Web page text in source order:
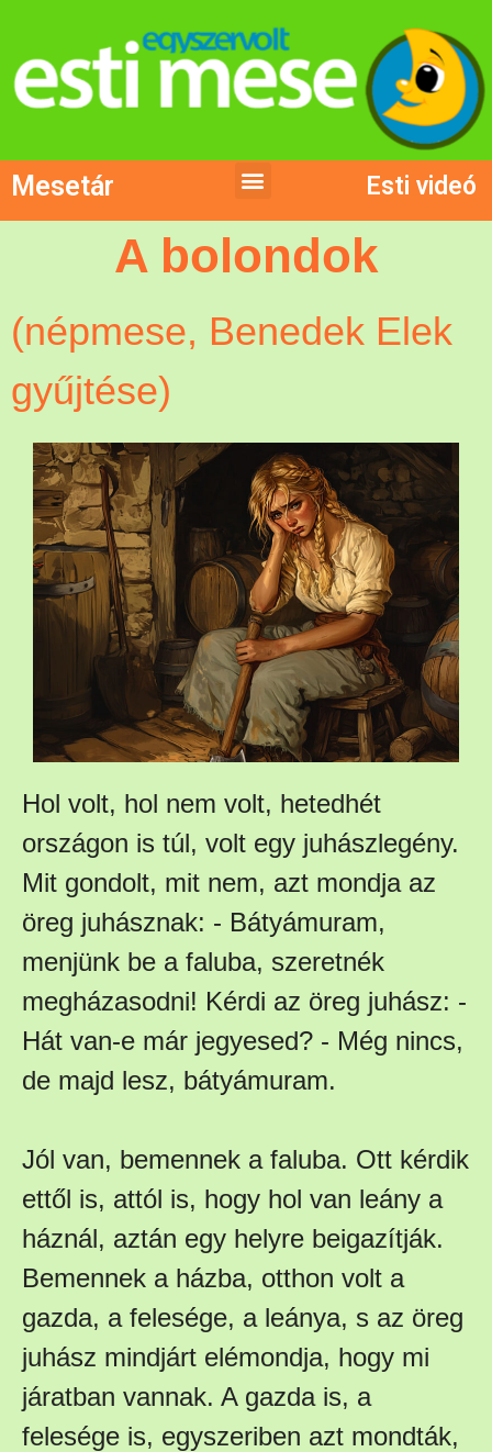
Mesetár Esti videó
A bolondok
(népmese, Benedek Elek
gyűjtése)
Hol volt, hol nem volt, hetedhét
országon is túl, volt egy juhászlegény.
Mit gondolt, mit nem, azt mondja az
öreg juhásznak: - Bátyámuram,
menjünk be a faluba, szeretnék
megházasodni! Kérdi az öreg juhász: -
Hát van-e már jegyesed? - Még nincs,
de majd lesz, bátyámuram.
Jól van, bemennek a faluba. Ott kérdik
ettől is, attól is, hogy hol van leány a
háznál, aztán egy helyre beigazítják.
Bemennek a házba, otthon volt a
gazda, a felesége, a leánya, s az öreg
juhász mindjárt elémondja, hogy mi
járatban vannak. A gazda is, a
felesége is, egyszeriben azt mondták,